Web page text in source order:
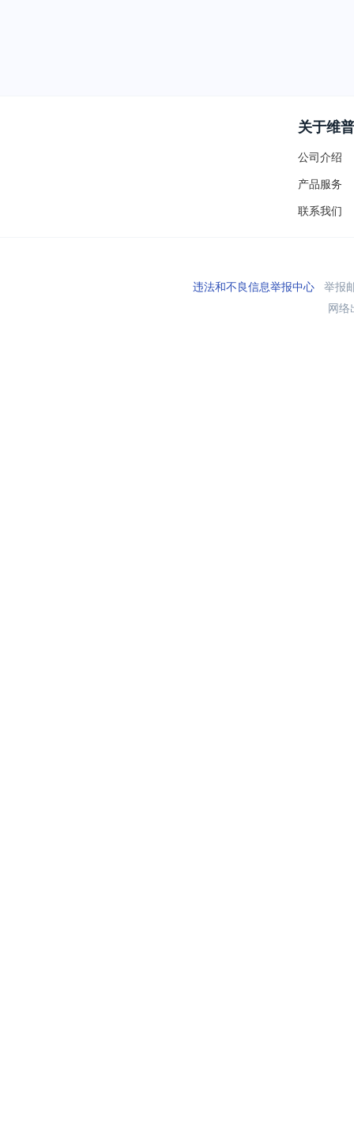
关于维普
公司介绍
产品服务
联系我们
违法和不良信息举报中心举报
网